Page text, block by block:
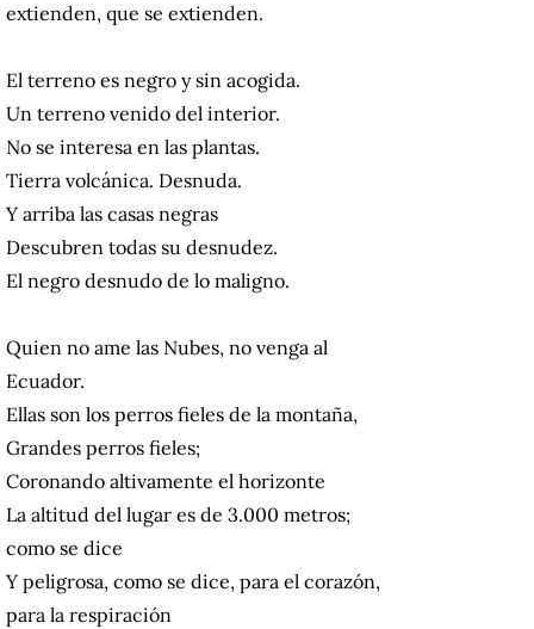
extienden, que se extienden.
El terreno es negro y sin acogida.
Un terreno venido del interior.
No se interesa en las plantas.
Tierra volcánica. Desnuda.
Y arriba las casas negras
Descubren todas su desnudez.
El negro desnudo de lo maligno.
Quien no ame las Nubes, no venga al
Ecuador.
Ellas son los perros fieles de la montaña,
Grandes perros fieles;
Coronando altivamente el horizonte
La altitud del lugar es de 3.000 metros;
como se dice
Y peligrosa, como se dice, para el corazón,
para la respiración